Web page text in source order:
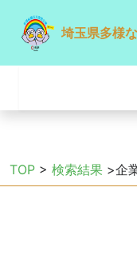
埼玉県多様
TOP > 検索結果 >企